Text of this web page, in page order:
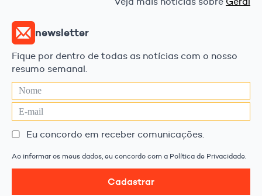
newsletter
Fique por dentro de todas as notícias com o nosso
resumo semanal.
Eu concordo em receber comunicações.
Ao informar os meus dados, eu concordo com a Política de Privacidade.
Cadastrar